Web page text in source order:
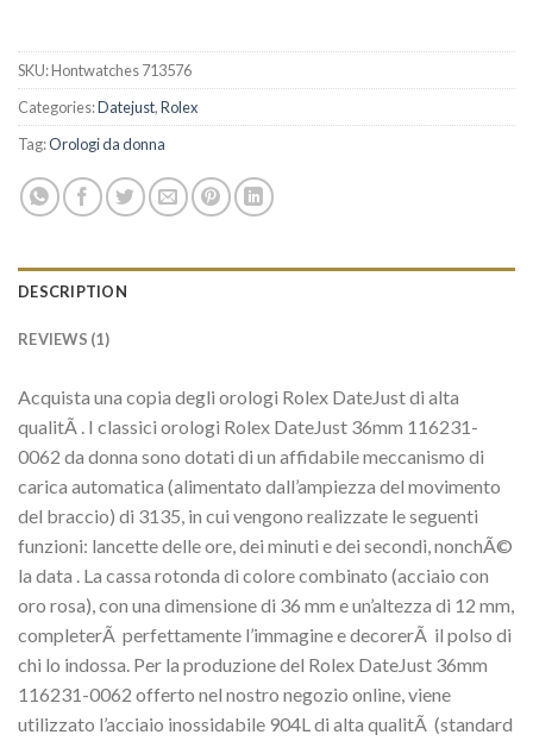
SKU:Hontwatches 713576
Categories:Datejust,Rolex
Tag:Orologi da donna
DESCRIPTION
REVIEWS (1)
Acquista una copia degli orologi Rolex DateJust di alta
qualitÃ . I classici orologi Rolex DateJust 36mm 116231-
0062 da donna sono dotati di un affidabile meccanismo di
carica automatica (alimentato dall’ampiezza del movimento
del braccio) di 3135, in cui vengono realizzate le seguenti
funzioni: lancette delle ore, dei minuti e dei secondi, nonchÃ©
la data . La cassa rotonda di colore combinato (acciaio con
oro rosa), con una dimensione di 36 mm e un’altezza di 12 mm,
completerÃ perfettamente l’immagine e decorerÃ il polso di
chi lo indossa. Per la produzione del Rolex DateJust 36mm
116231-0062 offerto nel nostro negozio online, viene
utilizzato l’acciaio inossidabile 904L di alta qualitÃ (standard